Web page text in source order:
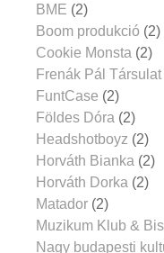
BME (2)
Boom produkció (2)
Cookie Monsta (2)
Frenák Pál Társulat
FuntCase (2)
Földes Dóra (2)
Headshotboyz (2)
Horváth Bianka (2)
Horváth Dorka (2)
Matador (2)
Muzikum Klub &
Nagy budapesti